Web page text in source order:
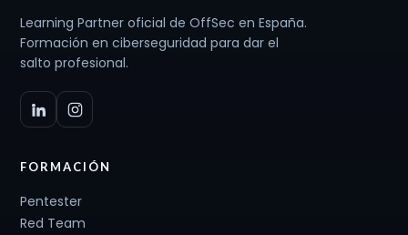
Learning Partner oficial de OffSec en España.
Formación en ciberseguridad para dar el
salto profesional.
FORMACIÓN
Pentester
Red Team